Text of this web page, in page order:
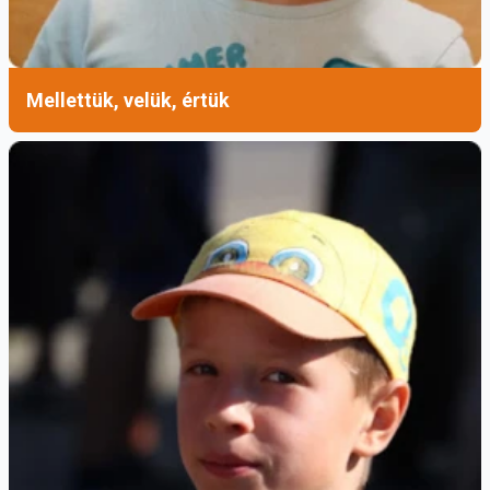
Petronio-bazilikába vitték volna át.
Délutánunkat már ebben a monumentális
templomban folytattuk, amelynek építését a
14. század végén kezdték meg, és amely ma
Bologna egyik legjelentősebb építészeti és
Mellettük, velük, értük